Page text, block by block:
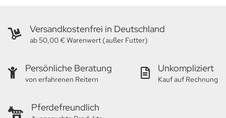
Versandkostenfrei in Deutschland
ab 50,00 € Warenwert (außer Futter)
Persönliche Beratung
von erfahrenen Reitern
Unkompliziert
Kauf auf Rechnung
Pferdefreundlich